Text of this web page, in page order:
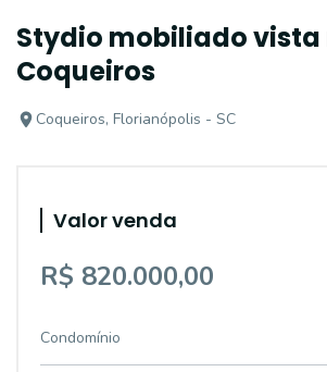
Stydio mobiliado vista
Coqueiros
Coqueiros, Florianópolis - SC
Valor venda
R$ 820.000,00
Condomínio